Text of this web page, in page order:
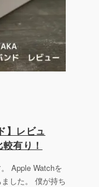
】レビュ
有り！
Apple Watchを
した。 僕が持ち